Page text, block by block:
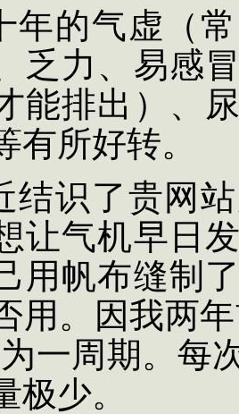
年的气虚（
乏力、易感
能排出）、
有所好转。
结识了贵网
让气机早日
用帆布缝制
用。因我两
一周期。每
极少。